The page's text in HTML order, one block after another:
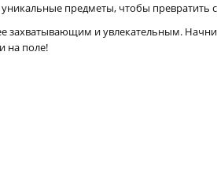
предметы, чтобы
захватывающим и увлекательным.
на поле!